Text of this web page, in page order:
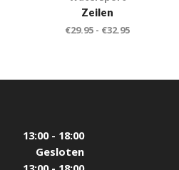
Zeilen
€29.95 - €32.95
13:00 - 18:00
Gesloten